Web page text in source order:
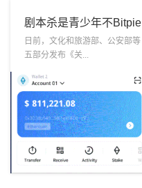
剧本杀是青少年不Bitpie
全球领先多链钱包宜过
早打开的盲盒
日前，文化和旅游部、公安部等
五部分发布《关...